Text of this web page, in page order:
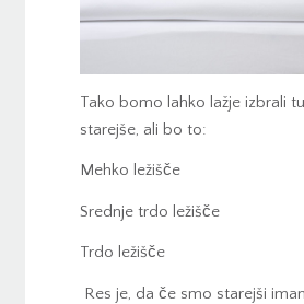
Tako bomo lahko lažje izbrali
starejše, ali bo to:
Mehko ležišče
Srednje trdo ležišče
Trdo ležišče
Res je, da če smo starejši